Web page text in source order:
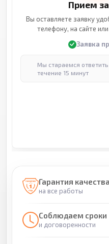
Прием
Вы оставляете заявку
телефону, на сайте
Заявка
Мы стараемся
течение 15 минут
Гарантия качества
на все работы
Соблюдаем сроки
и договоренности